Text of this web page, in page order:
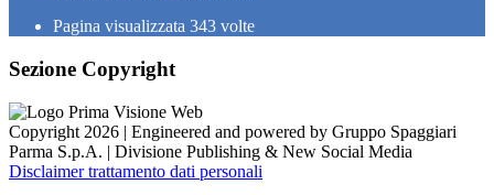
Pagina visualizzata 343 volte
Sezione Copyright
Copyright 2026 | Engineered and powered by Gruppo Spaggiari
Parma S.p.A. | Divisione Publishing & New Social Media
Disclaimer trattamento dati personali